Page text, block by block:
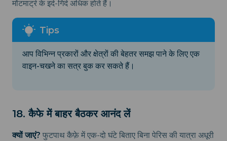
मोंटमार्ट्र के इर्द-गिर्द अधिक होते हैं।
आप विभिन्न प्रकारों और क्षेत्रों की बेहतर समझ पाने के लिए एक
वाइन-चखने का सत्र बुक कर सकते हैं।
18. कैफे में बाहर बैठकर आनंद लें
क्यों जाएं? फुटपाथ कैफ़े में एक-दो घंटे बिताए बिना पेरिस की यात्रा अधूरी